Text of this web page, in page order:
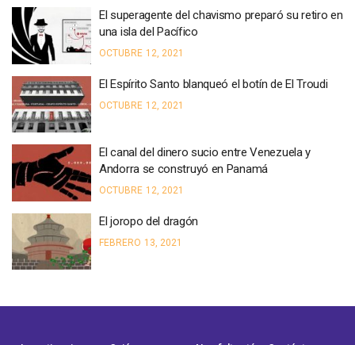
El superagente del chavismo preparó su retiro en
una isla del Pacífico
OCTUBRE 12, 2021
El Espírito Santo blanqueó el botín de El Troudi
OCTUBRE 12, 2021
El canal del dinero sucio entre Venezuela y
Andorra se construyó en Panamá
OCTUBRE 12, 2021
El joropo del dragón
FEBRERO 13, 2021